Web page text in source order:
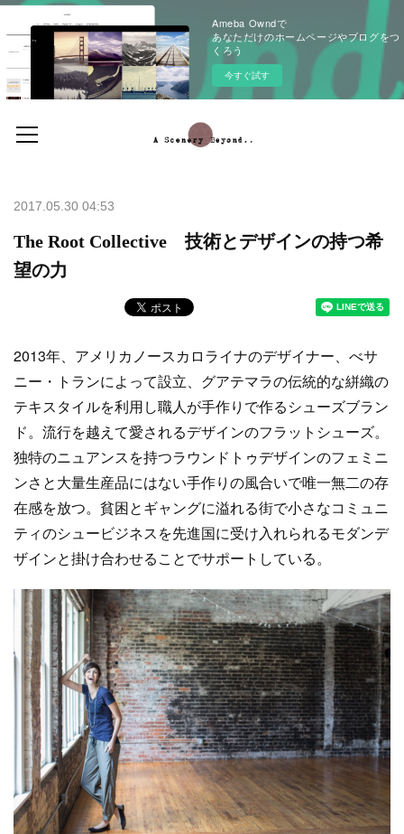
Ameba Owndで
あなただけのホームページやブログをつ
くろう
今すぐ試す
2017.05.30 04:53
The Root Collective 技術とデザインの持つ希
望の力
2013年、アメリカノースカロライナのデザイナー、べサ
ニー・トランによって設立、グアテマラの伝統的な絣織の
テキスタイルを利用し職人が手作りで作るシューズブラン
ド。流行を越えて愛されるデザインのフラットシューズ。
独特のニュアンスを持つラウンドトゥデザインのフェミニ
ンさと大量生産品にはない手作りの風合いで唯一無二の存
在感を放つ。貧困とギャングに溢れる街で小さなコミュニ
ティのシュービジネスを先進国に受け入れられるモダンデ
ザインと掛け合わせることでサポートしている。